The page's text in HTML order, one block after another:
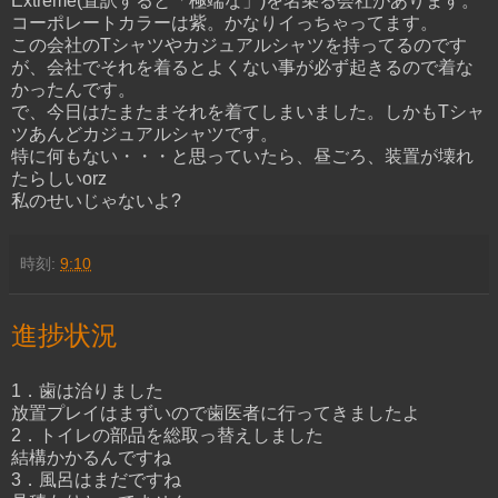
コーポレートカラーは紫。かなりイっちゃってます。
この会社のTシャツやカジュアルシャツを持ってるのです
が、会社でそれを着るとよくない事が必ず起きるので着な
かったんです。
で、今日はたまたまそれを着てしまいました。しかもTシャ
ツあんどカジュアルシャツです。
特に何もない・・・と思っていたら、昼ごろ、装置が壊れ
たらしいorz
私のせいじゃないよ?
時刻: 9:10
進捗状況
1．歯は治りました
放置プレイはまずいので歯医者に行ってきましたよ
2．トイレの部品を総取っ替えしました
結構かかるんですね
3．風呂はまだですね